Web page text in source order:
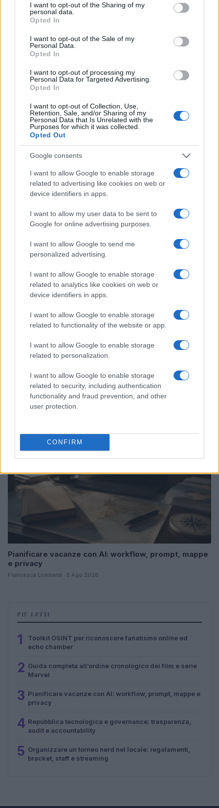
not limited to your visit or usage behaviour. You may click to
grant or deny consent to Google and its third-party tags to
use your data for below specified purposes in below Google
consent section.
I want to opt-out of the Sharing of my
personal data.
Opted In
I want to opt-out of the Sale of my
Personal Data.
Opted In
I want to opt-out of processing my
Personal Data for Targeted Advertising.
Opted In
I want to opt-out of Collection, Use,
Retention, Sale, and/or Sharing of my
Personal Data that Is Unrelated with the
Purposes for which it was collected.
Opted Out
Google consents
I want to allow Google to enable storage
related to advertising like cookies on web or
device identifiers in apps.
I want to allow my user data to be sent to
Google for online advertising purposes.
I want to allow Google to send me
personalized advertising.
I want to allow Google to enable storage
related to analytics like cookies on web or
device identifiers in apps.
I want to allow Google to enable storage
related to functionality of the website or app.
I want to allow Google to enable storage
related to personalization.
I want to allow Google to enable storage
related to security, including authentication
functionality and fraud prevention, and other
user protection.
CONFIRM
Continua a leggere
Toolkit OSINT per riconoscere fanatismo online ed
Andrea Conforti · 6 Ago 2026
Guida completa all’ordine cronologico dei film e serie
Marvel
Ilaria Mauri · 6 Ago 2026
Pianificare vacanze con AI: workflow, prompt, mappe
e privacy
Francesca Lombardi · 5 Ago 2026
PIÙ LETTI
1
Toolkit OSINT per riconoscere fanatismo online ed
echo chamber
2 Guida completa all’ordine cronologico dei film e serie
Marvel
3 Pianificare vacanze con AI: workflow, prompt, mappe e
privacy
4 Repubblica tecnologica e governance: trasparenza,
audit e accountability
5 Organizzare un torneo nerd nel locale: regolamenti,
bracket, staff e streaming